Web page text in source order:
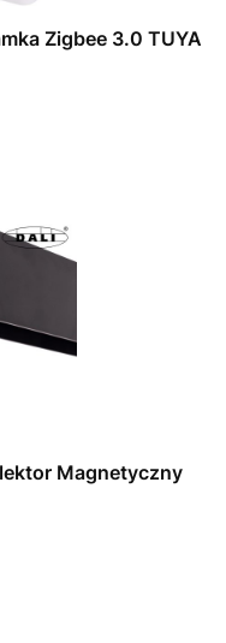
Zigbee 3.0 TUYA
Magnetyczny